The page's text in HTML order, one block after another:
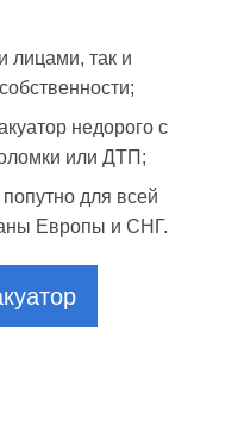
лицами, так и
недорого с
или ДТП;
для всей
Европы и СНГ.